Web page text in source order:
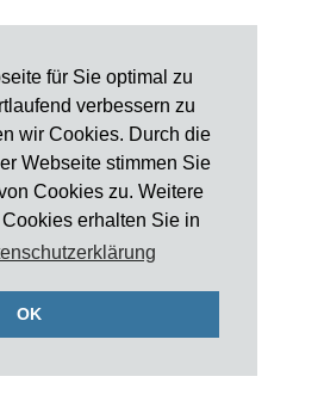
für Sie optimal zu
verbessern zu
wir Cookies. Durch die
Webseite stimmen Sie
Cookies zu. Weitere
Cookies erhalten Sie in
OK